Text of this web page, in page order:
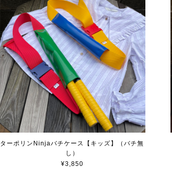
ターポリンNinjaバチケース【キッズ】（バチ無
し）
¥3,850